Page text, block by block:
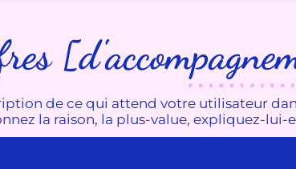
de ce qui attend votre utilisateur
la raison, la plus-value, expliquez-